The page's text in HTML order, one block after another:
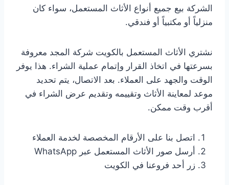
الشركة بيع جميع أنواع الأثاث المستعمل، سواء كان
منزلياً أو مكتبياً أو فندقي.
نشتري الأثاث المستعمل بالكويت شركة المجد معروفة
بسرعتها في اتخاذ القرار وإتمام عملية الشراء. هذا يوفر
الوقت والجهد على العملاء. بعد الاتصال، يتم تحديد
موعد لمعاينة الأثاث وتقييمه وتقديم عرض الشراء في
أقرب وقت ممكن.
اتصل بنا على الأرقام المخصصة لخدمة العملاء
أرسل صور الأثاث المستعمل عبر WhatsApp
زر أحد فروعنا في الكويت